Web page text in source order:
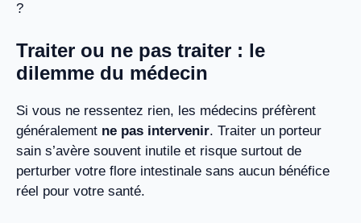
?
Traiter ou ne pas traiter : le
dilemme du médecin
Si vous ne ressentez rien, les médecins préfèrent
généralement ne pas intervenir. Traiter un porteur
sain s’avère souvent inutile et risque surtout de
perturber votre flore intestinale sans aucun bénéfice
réel pour votre santé.